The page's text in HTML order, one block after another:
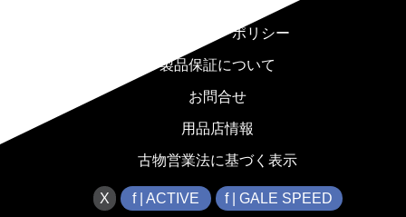
プライバシーポリシー
製品保証について
お問合せ
用品店情報
古物営業法に基づく表示
X f | ACTIVE f | GALE SPEED